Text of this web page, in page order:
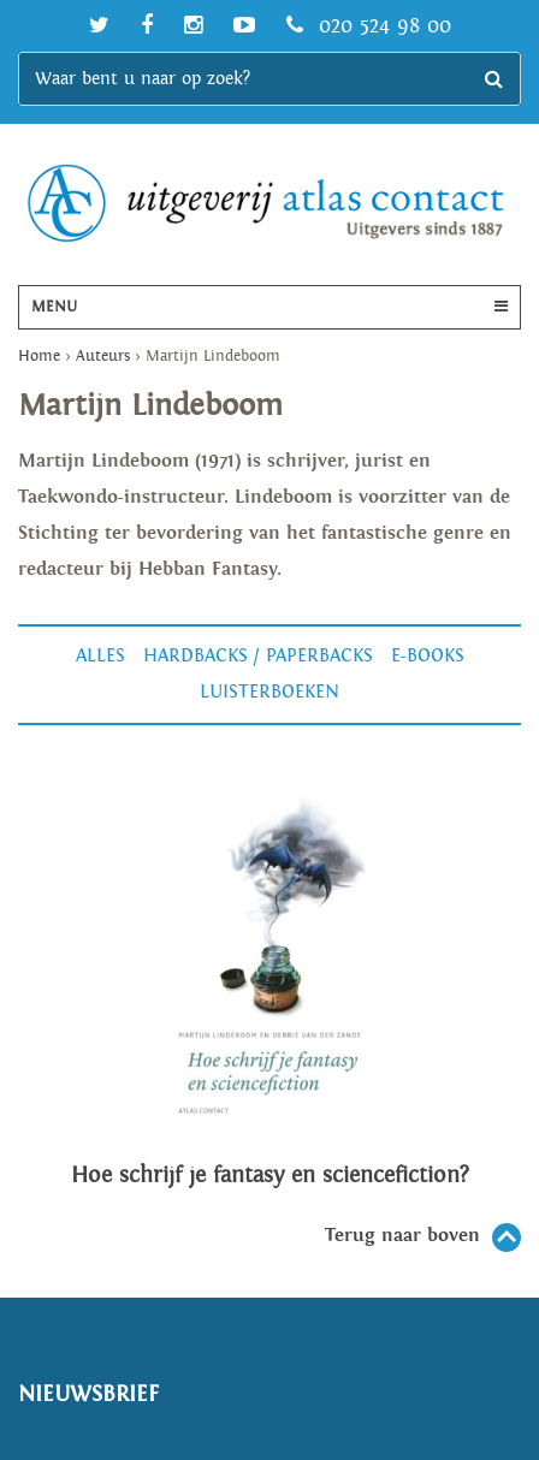
020 524 98 00
MENU
Home > Auteurs > Martijn Lindeboom
Martijn Lindeboom
Martijn Lindeboom (1971) is schrijver, jurist en
Taekwondo-instructeur. Lindeboom is voorzitter van de
Stichting ter bevordering van het fantastische genre en
redacteur bij Hebban Fantasy.
ALLES HARDBACKS / PAPERBACKS
E-BOOKS
LUISTERBOEKEN
Hoe schrijf je fantasy en sciencefiction?
Terug naar boven
NIEUWSBRIEF